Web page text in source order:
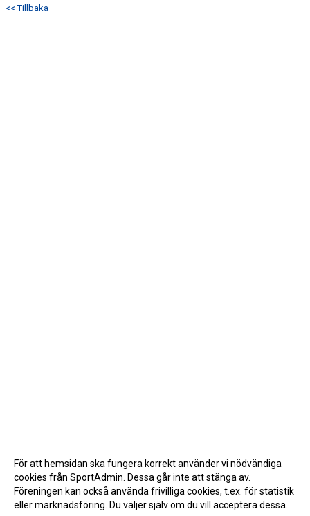
<< Tillbaka
För att hemsidan ska fungera korrekt använder vi nödvändiga
cookies från SportAdmin. Dessa går inte att stänga av.
Föreningen kan också använda frivilliga cookies, t.ex. för statistik
eller marknadsföring. Du väljer själv om du vill acceptera dessa.